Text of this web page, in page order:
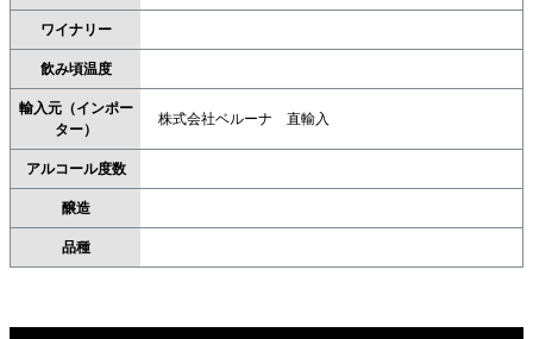
ワイナリー
飲み頃温度
輸入元（インポー
ター）
株式会社ベルーナ 直輸入
アルコール度数
醸造
品種